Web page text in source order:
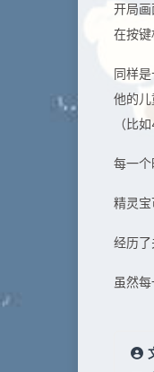
开局
在按键
同样
他的
（比
每一个
精灵宝
经历了
虽然